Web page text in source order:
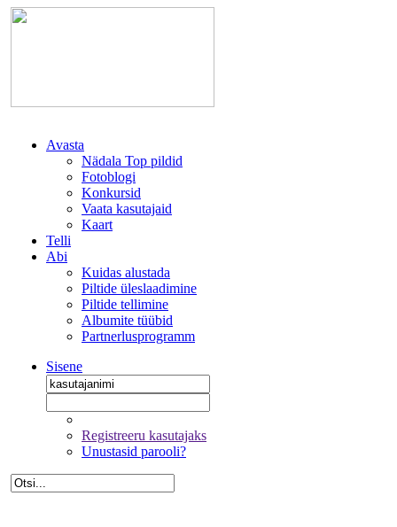
Avasta
Nädala Top pildid
Fotoblogi
Konkursid
Vaata kasutajaid
Kaart
Telli
Abi
Kuidas alustada
Piltide üleslaadimine
Piltide tellimine
Albumite tüübid
Partnerlusprogramm
Sisene
Registreeru kasutajaks
Unustasid parooli?